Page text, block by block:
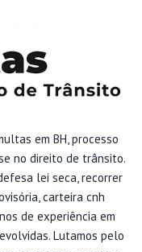
em BH, processo
no direito de trânsito.
lei seca, recorrer
carteira cnh
de experiência em
Lutamos pelo